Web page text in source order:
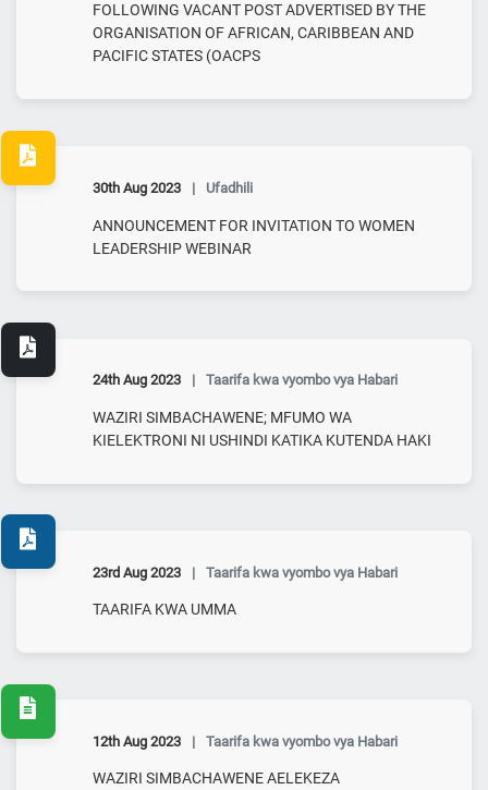
FOLLOWING VACANT POST ADVERTISED BY THE
ORGANISATION OF AFRICAN, CARIBBEAN AND
PACIFIC STATES (OACPS
30th Aug 2023 | Ufadhili
ANNOUNCEMENT FOR INVITATION TO WOMEN
LEADERSHIP WEBINAR
24th Aug 2023 | Taarifa kwa vyombo vya Habari
WAZIRI SIMBACHAWENE; MFUMO WA
KIELEKTRONI NI USHINDI KATIKA KUTENDA HAKI
23rd Aug 2023 | Taarifa kwa vyombo vya Habari
TAARIFA KWA UMMA
12th Aug 2023 | Taarifa kwa vyombo vya Habari
WAZIRI SIMBACHAWENE AELEKEZA